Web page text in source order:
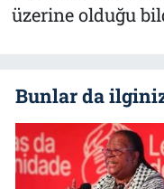
üzerine olduğu
Bunlar da